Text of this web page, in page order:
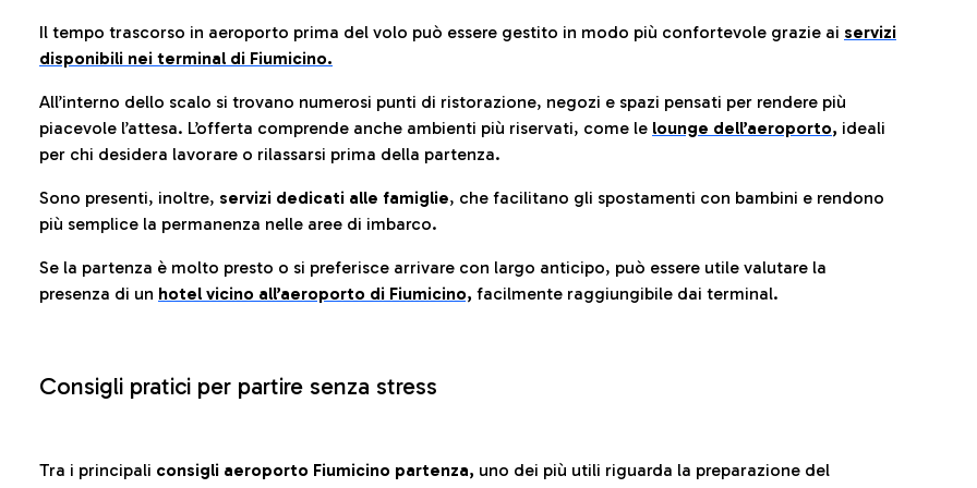
Il tempo trascorso in aeroporto prima del volo può essere gestito in modo più confortevole grazie ai servizi
disponibili nei terminal di Fiumicino.
All’interno dello scalo si trovano numerosi punti di ristorazione, negozi e spazi pensati per rendere più
piacevole l’attesa. L’offerta comprende anche ambienti più riservati, come le lounge dell’aeroporto, ideali
per chi desidera lavorare o rilassarsi prima della partenza.
Sono presenti, inoltre, servizi dedicati alle famiglie, che facilitano gli spostamenti con bambini e rendono
più semplice la permanenza nelle aree di imbarco.
Se la partenza è molto presto o si preferisce arrivare con largo anticipo, può essere utile valutare la
presenza di un hotel vicino all’aeroporto di Fiumicino, facilmente raggiungibile dai terminal.
Consigli pratici per partire senza stress
Tra i principali consigli aeroporto Fiumicino partenza, uno dei più utili riguarda la preparazione del